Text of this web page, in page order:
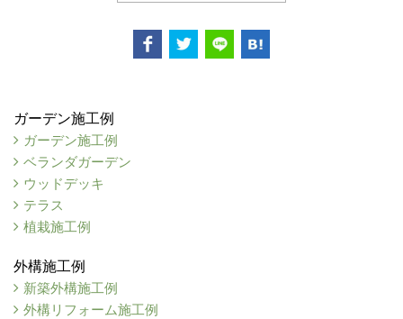
ガーデン施工例
ガーデン施工例
ベランダガーデン
ウッドデッキ
テラス
植栽施工例
外構施工例
新築外構施工例
外構リフォーム施工例